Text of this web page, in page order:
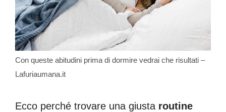
Con queste abitudini prima di dormire vedrai che risultati –
Lafuriaumana.it
Ecco perché trovare una giusta routine